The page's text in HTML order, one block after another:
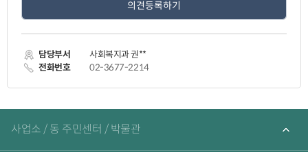
도
평
입
력
담당부서
사회복지과 권**
전화번호
02-3677-2214
관
사업소 / 동 주민센터 / 박물관